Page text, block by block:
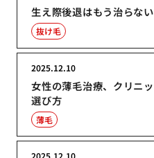
生え際後退はもう治らな
抜け毛
女性の薄毛治療、クリニ
選び方
2025.12.10
薄毛